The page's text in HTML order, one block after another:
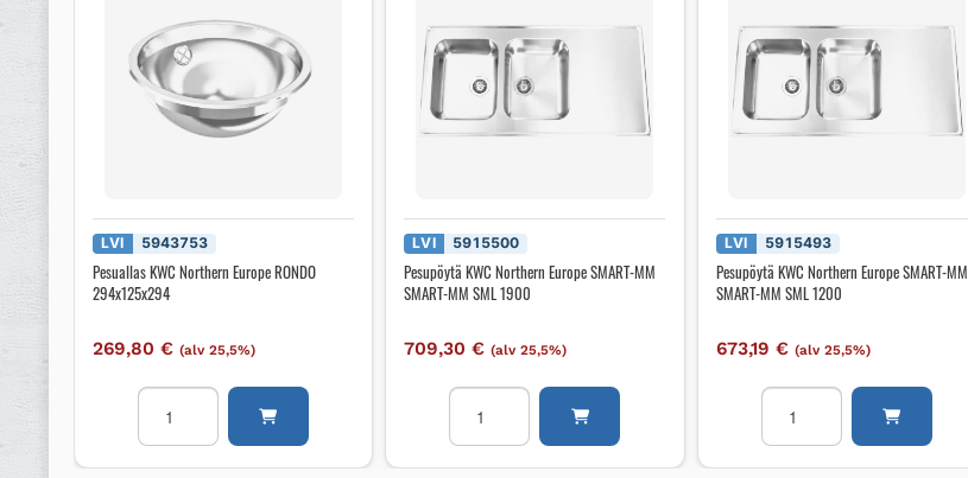
LVI 5943753
Pesuallas KWC Northern Europe RONDO
294x125x294
269,80€ (alv 25,5%)
Pesuallas
KWC
Northern
LVI 5915500
Pesupöytä KWC Northern Europe SMART-MM
SMART-MM SML 1900
709,30€ (alv 25,5%)
Pesupöytä
KWC
Northern
LVI 5915493
Pesupöytä KWC Northern Europe SMART-MM
SMART-MM SML 1200
673,19 € (alv 25,5%)
Pesupöytä
KWC
Northern